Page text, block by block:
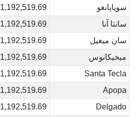
سوياپانغو
1,192,519.69
سانتا آنا
1,192,519.69
سان ميغيل
1,192,519.69
ميخيكانوس
1,192,519.69
Santa Tecla
1,192,519.69
Apopa
1,192,519.69
Delgado
1,192,519.69